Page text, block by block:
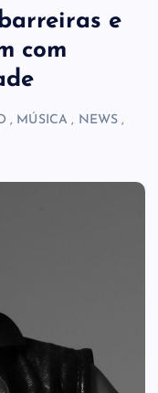
e
com
, MÚSICA , NEWS ,